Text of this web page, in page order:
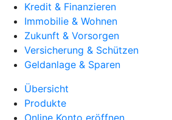
Kredit & Finanzieren
Immobilie & Wohnen
Zukunft & Vorsorgen
Versicherung & Schützen
Geldanlage & Sparen
Übersicht
Produkte
Online Konto eröffnen